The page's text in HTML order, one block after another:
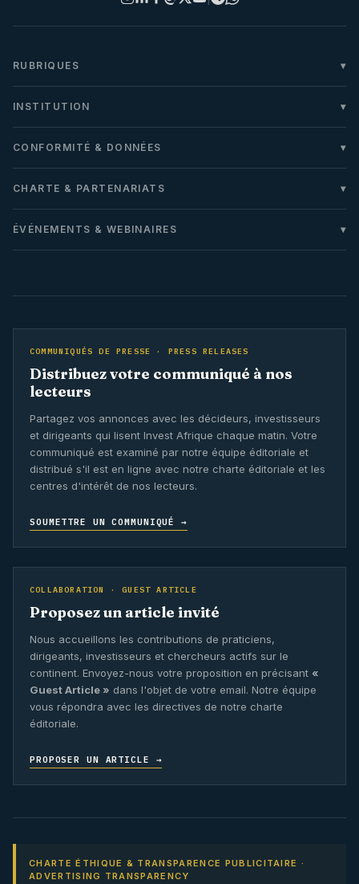
RUBRIQUES
INSTITUTION
CONFORMITÉ & DONNÉES
CHARTE & PARTENARIATS
ÉVÉNEMENTS & WEBINAIRES
COMMUNIQUÉS DE PRESSE · PRESS RELEASES
Distribuez votre communiqué à nos
lecteurs
Partagez vos annonces avec les décideurs, investisseurs
et dirigeants qui lisent Invest Afrique chaque matin. Votre
communiqué est examiné par notre équipe éditoriale et
distribué s'il est en ligne avec notre charte éditoriale et les
centres d'intérêt de nos lecteurs.
SOUMETTRE UN COMMUNIQUÉ →
COLLABORATION · GUEST ARTICLE
Proposez un article invité
Nous accueillons les contributions de praticiens,
dirigeants, investisseurs et chercheurs actifs sur le
continent. Envoyez-nous votre proposition en précisant «
Guest Article » dans l'objet de votre email. Notre équipe
vous répondra avec les directives de notre charte
éditoriale.
PROPOSER UN ARTICLE →
CHARTE ÉTHIQUE & TRANSPARENCE PUBLICITAIRE ·
ADVERTISING TRANSPARENCY